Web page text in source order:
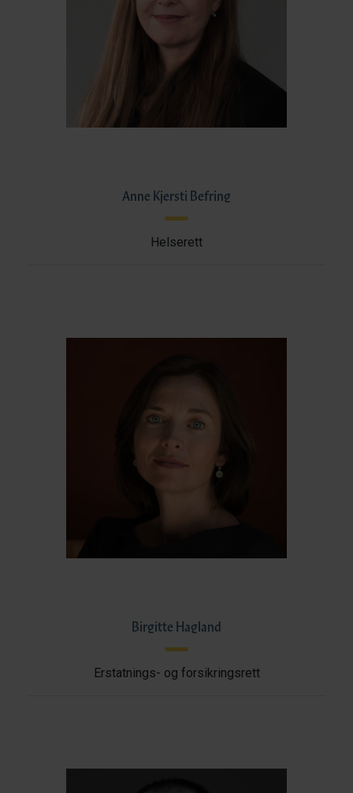
Anne Kjersti Befring
Helserett
Birgitte Hagland
Erstatnings- og forsikringsrett